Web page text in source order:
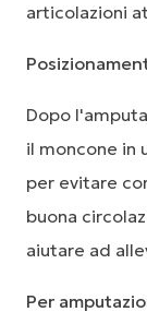
articolazioni
Dopo
il moncone in
per evitare
buona
aiutare ad
Per